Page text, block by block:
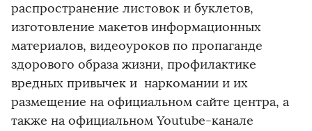
распространение листовок и буклетов,
изготовление макетов информационных
материалов, видеоуроков по пропаганде
здорового образа жизни, профилактике
вредных привычек и наркомании и их
размещение на официальном сайте центра, а
также на официальном Youtube-канале